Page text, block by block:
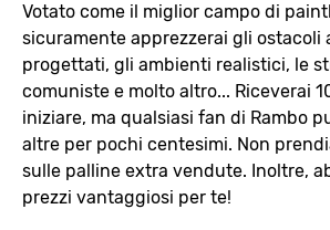
Votato come il miglior campo di
sicuramente apprezzerai gli ostacoli
progettati, gli ambienti realistici, le
comuniste e molto altro... Riceverai
iniziare, ma qualsiasi fan di Rambo
altre per pochi centesimi. Non
sulle palline extra vendute. Inoltre,
prezzi vantaggiosi per te!